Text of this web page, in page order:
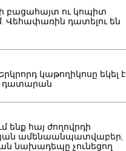
բացահայտ ու կոպիտ
Վեհափառին դատելու են
կաթողիկոսը եկել է
դատարան
ենք հայ ժողովրդի
ամենաանպատվաբեր,
նախադեպը չունեցող